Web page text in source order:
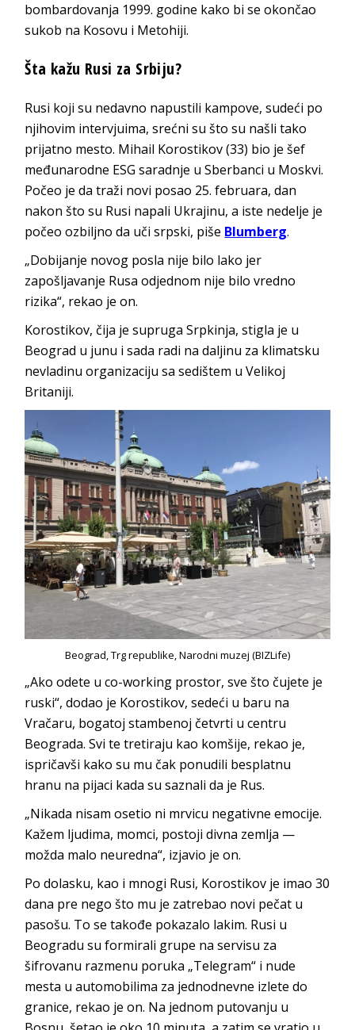
bombardovanja 1999. godine kako bi se okončao
sukob na Kosovu i Metohiji.
Šta kažu Rusi za Srbiju?
Rusi koji su nedavno napustili kampove, sudeći po
njihovim intervjuima, srećni su što su našli tako
prijatno mesto. Mihail Korostikov (33) bio je šef
međunarodne ESG saradnje u Sberbanci u Moskvi.
Počeo je da traži novi posao 25. februara, dan
nakon što su Rusi napali Ukrajinu, a iste nedelje je
počeo ozbiljno da uči srpski, piše Blumberg.
„Dobijanje novog posla nije bilo lako jer
zapošljavanje Rusa odjednom nije bilo vredno
rizika“, rekao je on.
Korostikov, čija je supruga Srpkinja, stigla je u
Beograd u junu i sada radi na daljinu za klimatsku
nevladinu organizaciju sa sedištem u Velikoj
Britaniji.
Beograd, Trg republike, Narodni muzej (BIZLife)
„Ako odete u co-working prostor, sve što čujete je
ruski“, dodao je Korostikov, sedeći u baru na
Vračaru, bogatoj stambenoj četvrti u centru
Beograda. Svi te tretiraju kao komšije, rekao je,
ispričavši kako su mu čak ponudili besplatnu
hranu na pijaci kada su saznali da je Rus.
„Nikada nisam osetio ni mrvicu negativne emocije.
Kažem ljudima, momci, postoji divna zemlja —
možda malo neuredna“, izjavio je on.
Po dolasku, kao i mnogi Rusi, Korostikov je imao 30
dana pre nego što mu je zatrebao novi pečat u
pasošu. To se takođe pokazalo lakim. Rusi u
Beogradu su formirali grupe na servisu za
šifrovanu razmenu poruka „Telegram“ i nude
mesta u automobilima za jednodnevne izlete do
granice, rekao je on. Na jednom putovanju u